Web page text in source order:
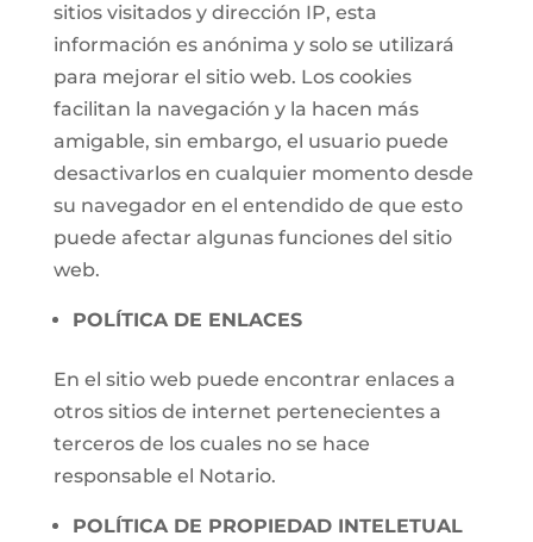
sitios visitados y dirección IP, esta
información es anónima y solo se utilizará
para mejorar el sitio web. Los cookies
facilitan la navegación y la hacen más
amigable, sin embargo, el usuario puede
desactivarlos en cualquier momento desde
su navegador en el entendido de que esto
puede afectar algunas funciones del sitio
web.
POLÍTICA DE ENLACES
En el sitio web puede encontrar enlaces a
otros sitios de internet pertenecientes a
terceros de los cuales no se hace
responsable el Notario.
POLÍTICA DE PROPIEDAD INTELETUAL